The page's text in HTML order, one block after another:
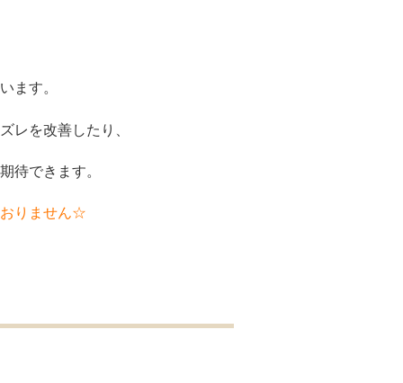
ます。
レを改善したり、
待できます。
りません☆